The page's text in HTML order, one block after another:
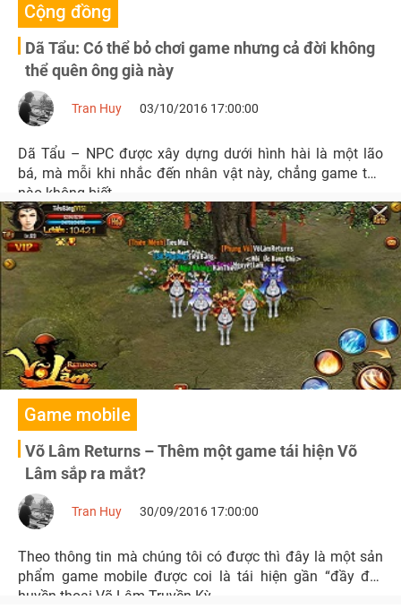
Cộng đồng
Dã Tẩu: Có thể bỏ chơi game nhưng cả đời không
thể quên ông già này
Tran Huy 03/10/2016 17:00:00
Dã Tẩu – NPC được xây dựng dưới hình hài là một lão
bá, mà mỗi khi nhắc đến nhân vật này, chẳng game thủ
nào không biết.
Game mobile
Võ Lâm Returns – Thêm một game tái hiện Võ
Lâm sắp ra mắt?
Tran Huy 30/09/2016 17:00:00
Theo thông tin mà chúng tôi có được thì đây là một sản
phẩm game mobile được coi là tái hiện gần “đầy đủ”
huyền thoại Võ Lâm Truyền Kỳ.